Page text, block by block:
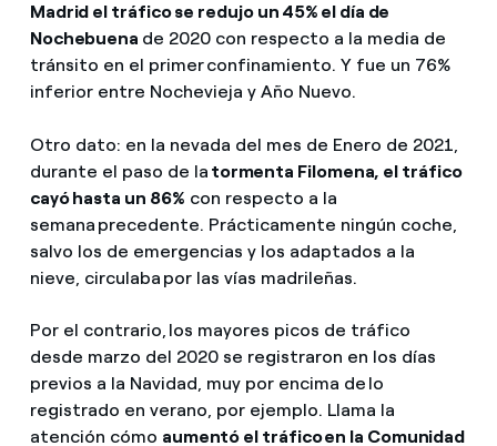
Madrid el tráfico se redujo un 45% el día de
Nochebuena de 2020 con respecto a la media de
tránsito en el primer confinamiento. Y fue un 76%
inferior entre Nochevieja y Año Nuevo.
Otro dato: en la nevada del mes de Enero de 2021,
durante el paso de la tormenta Filomena, el tráfico
cayó hasta un 86% con respecto a la
semana precedente. Prácticamente ningún coche,
salvo los de emergencias y los adaptados a la
nieve, circulaba por las vías madrileñas.
Por el contrario, los mayores picos de tráfico
desde marzo del 2020 se registraron en los días
previos a la Navidad, muy por encima de lo
registrado en verano, por ejemplo. Llama la
atención cómo aumentó el tráfico en la Comunidad